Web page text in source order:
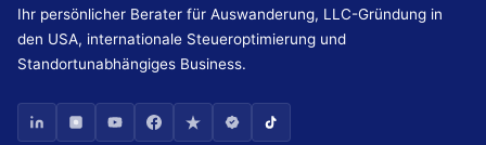
Ihr persönlicher Berater für Auswanderung, LLC-Gründung in
den USA, internationale Steueroptimierung und
Standortunabhängiges Business.